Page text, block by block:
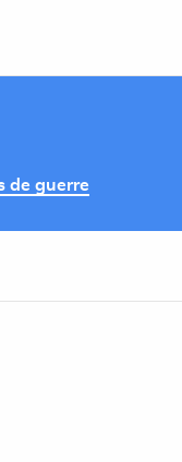
de guerre